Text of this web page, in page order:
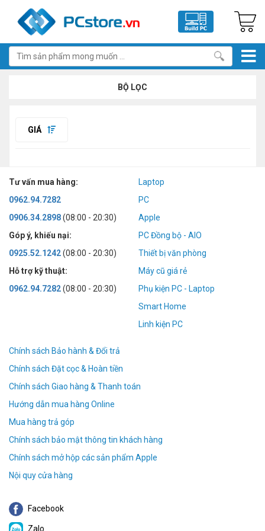
BỘ LỌC
GIÁ
Tư vấn mua hàng:
0962.94.7282
0906.34.2898(08:00 - 20:30)
Góp ý, khiếu nại:
0925.52.1242(08:00 - 20:30)
Hỗ trợ kỹ thuật:
0962.94.7282(08:00 - 20:30)
Laptop
PC
Apple
PC Đồng bộ - AIO
Thiết bị văn phòng
Máy cũ giá rẻ
Phụ kiện PC - Laptop
Smart Home
Linh kiện PC
Chính sách Bảo hành & Đổi trả
Chính sách Đặt cọc & Hoàn tiền
Chính sách Giao hàng & Thanh toán
Hướng dẫn mua hàng Online
Mua hàng trả góp
Chính sách bảo mật thông tin khách hàng
Chính sách mở hộp các sản phẩm Apple
Nội quy cửa hàng
Facebook
Zalo